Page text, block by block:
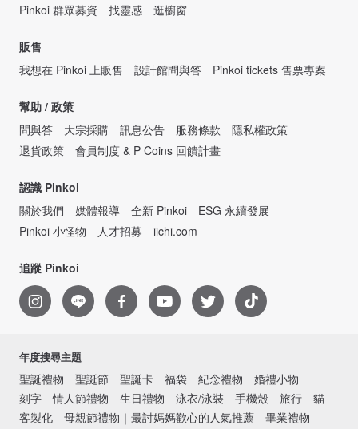
Pinkoi 群眾募資
找靈感 逛櫥窗
販售
我想在 Pinkoi 上販售
設計館問與答 Pinkoi tickets 售票專案
幫助 / 政策
問與答
大宗採購 訊息公告 服務條款
隱私權政策
退貨政策
會員制度 & P Coins 回饋計畫
認識 Pinkoi
關於我們
媒體報導 全新 Pinkoi
ESG 永續發展
Pinkoi 小怪物
人才招募 iichi.com
追蹤 Pinkoi
年度搜尋主題
聖誕禮物 聖誕節 聖誕卡 福袋 紀念禮物
婚禮小物
刻字
情人節禮物 生日禮物 泳衣/泳裝 手機殼 旅行
貓
客製化
母親節禮物｜最討媽媽歡心的人氣推薦
畢業禮物